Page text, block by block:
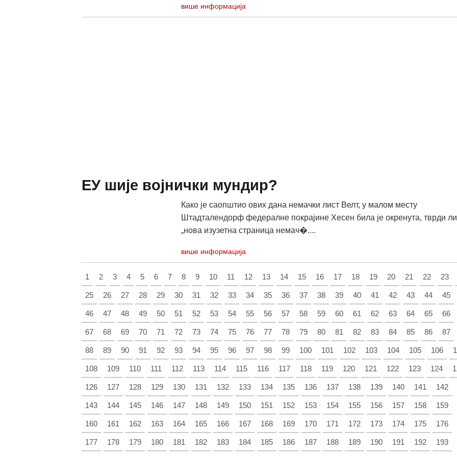
више информација
ЕУ шије војнички мундир?
Како је саопштио ових дана немачки лист Велт, у малом месту
Штадталендорф федералне покрајине Хесен била је окренута, тврди
„нова изузетна страница немач�....
више информација
1 2 3 4 5 6 7 8 9 10 11 12 13 14 15 16 17 18 19 20 21 22 23
25 26 27 28 29 30 31 32 33 34 35 36 37 38 39 40 41 42 43 44 45
46 47 48 49 50 51 52 53 54 55 56 57 58 59 60 61 62 63 64 65 66
67 68 69 70 71 72 73 74 75 76 77 78 79 80 81 82 83 84 85 86 87
88 89 90 91 92 93 94 95 96 97 98 99 100 101 102 103 104 105 106
108 109 110 111 112 113 114 115 116 117 118 119 120 121 122 123 124
126 127 128 129 130 131 132 133 134 135 136 137 138 139 140 141 142
143 144 145 146 147 148 149 150 151 152 153 154 155 156 157 158 159
160 161 162 163 164 165 166 167 168 169 170 171 172 173 174 175 176
177 178 179 180 181 182 183 184 185 186 187 188 189 190 191 192 193